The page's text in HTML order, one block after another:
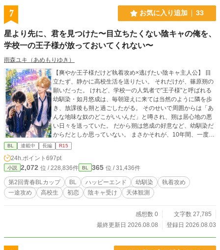
7 お気に入り追加 33
星より先に、君を見つけた〜目立ちたくない陰キャの俺を、
学校一の王子様が放っておいてくれない〜
雨森ユキ（あめもりゆき）
【爽やか王子様だけど執着攻め×逃げたい陰キャ主人公】 目
立たず、静かに高校生活を送りたい。 それだけが、篠原朔の
願いだった。 けれど、学校一の人気者で"王子様"と呼ばれる
幼馴染・如月悠成は、毎朝迎えに来ては当然のように隣を歩
き、放課後も朔と過ごしたがる。 そのせいで周囲からは「あ
んな地味な奴のどこがいいんだ」と噂され、朔は居心地の悪
い日々を送っていた。 だから朔は悠成の好意など、幼馴染だ
からだとしか思っていない。 まさかそれが、10年間、一度も
揺らぐことのなかった片想いだとは夢にも気づかずにいた。
星を眺めた夜、夏祭り、文化祭。そして、卒業後に待つ別々
の進路。 「離れたい」と思っていたはずなのに、離れる未来
が近づくほど、朔の心は少しずつ変わっていく。 一方、悠成
の想いは、子どもの頃から何ひとつ変わらない。 どれだけ拒
まれても、どれだけ突き放されても、朔だけを想い続けてき
た。 子どもの頃、屋根裏部屋で並んで星を見上げた夜も───
た。 これは、学校一の王子様が抱き続けた初恋と、その想い
に少しずつ気づいていく主人公、一途で不器用な幼馴染ふた
BL 連載中 長編 R15
24h.ポイント 697pt
小説 2,072 位 / 228,836件 BL 365 位 / 31,436件
第2回青春BLカップ BL ハッピーエンド 幼馴染
執着攻め
一途攻め
高校生 初恋 陰キャ受け 天体観測
感想数 0
文字数 27,785
最終更新日 2026.08.08
登録日 2026.08.03